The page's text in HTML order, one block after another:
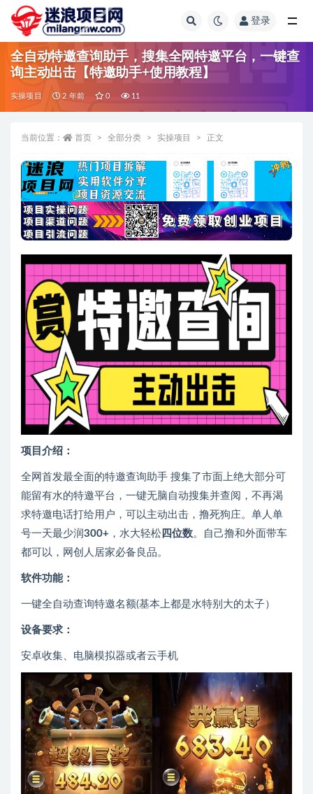
登录
全自动特邀查询助手，搜集全网特邀平台，一键查
询主动出击【特邀助手+使用教程】
实操项目 2 年前 0 11
当前位置： 首页 全部分类 实操项目 正文
项目介绍：
全网首发最全面的特邀查询助手 搜集了市面上绝大部分可
能留有水的特邀平台，一键无脑自动搜集并查阅，不再渴
求特邀电话打给用户，可以主动出击，撸死狗庄。单人单
号一天最少润300+ ，水大轻松 四位数。自己撸和外面带车
都可以，网创人居家必备良品。
软件功能：
一键全自动查询特邀名额(基本上都是水特别大的太子）
设备要求：
安卓收集、电脑模拟器或者云手机
全部